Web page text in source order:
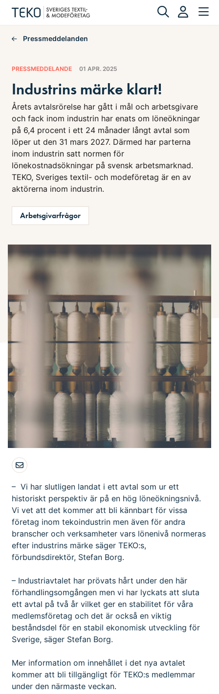
Pressmeddelanden
PRESSMEDDELANDE 01 APR. 2025
Industrins märke klart!
Årets avtalsrörelse har gått i mål och arbetsgivare
och fack inom industrin har enats om löneökningar
på 6,4 procent i ett 24 månader långt avtal som
löper ut den 31 mars 2027. Därmed har parterna
inom industrin satt normen för
lönekostnadsökningar på svensk arbetsmarknad.
TEKO, Sveriges textil- och modeföretag är en av
aktörerna inom industrin.
Arbetsgivarfrågor
– Vi har slutligen landat i ett avtal som ur ett
historiskt perspektiv är på en hög löneökningsnivå.
Vi vet att det kommer att bli kännbart för vissa
företag inom tekoindustrin men även för andra
branscher och verksamheter vars lönenivå normeras
efter industrins märke säger TEKO:s,
förbundsdirektör, Stefan Borg.
– Industriavtalet har prövats hårt under den här
förhandlingsomgången men vi har lyckats att sluta
ett avtal på två år vilket ger en stabilitet för våra
medlemsföretag och det är också en viktig
beståndsdel för en stabil ekonomisk utveckling för
Sverige, säger Stefan Borg.
Mer information om innehållet i det nya avtalet
kommer att bli tillgängligt för TEKO:s medlemmar
under den närmaste veckan.